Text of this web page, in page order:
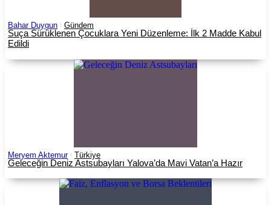
Bahar Duygun Gündem
Suça Sürüklenen Çocuklara Yeni Düzenleme: İlk 2 Madde Kabul
Edildi
Meryem Aktemur Türkiye
Geleceğin Deniz Astsubayları Yalova’da Mavi Vatan’a Hazır